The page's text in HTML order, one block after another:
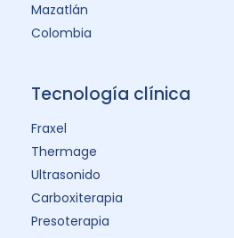
Mazatlán
Colombia
Tecnología clínica
Fraxel
Thermage
Ultrasonido
Carboxiterapia
Presoterapia